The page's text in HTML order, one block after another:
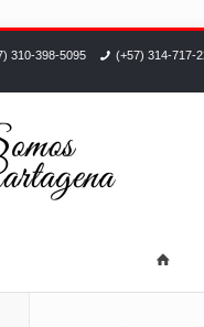
310-398-5095 (+57) 314-717-